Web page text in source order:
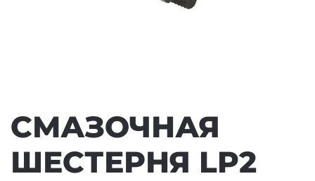
СМАЗОЧНАЯ
ШЕСТЕРНЯ LP2